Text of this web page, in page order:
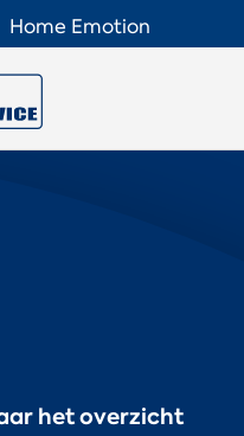
Home Emotion
het overzicht